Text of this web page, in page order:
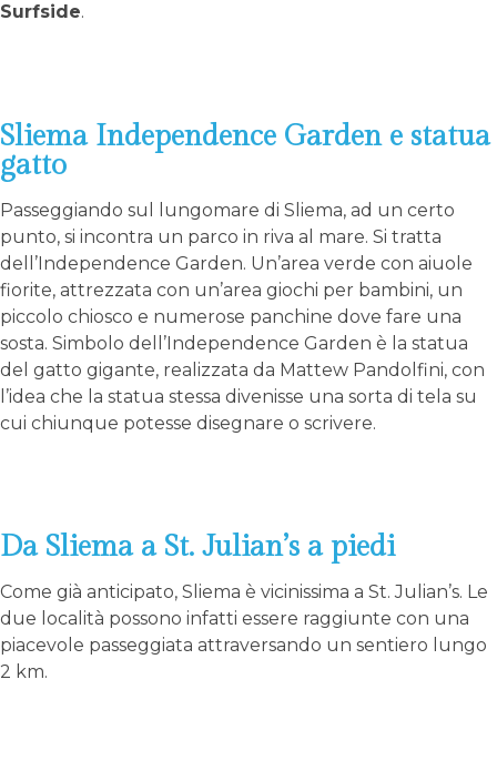
Surfside.
Sliema Independence Garden e statua
gatto
Passeggiando sul lungomare di Sliema, ad un certo
punto, si incontra un parco in riva al mare. Si tratta
dell’Independence Garden. Un’area verde con aiuole
fiorite, attrezzata con un’area giochi per bambini, un
piccolo chiosco e numerose panchine dove fare una
sosta. Simbolo dell’Independence Garden è la statua
del gatto gigante, realizzata da Mattew Pandolfini, con
l’idea che la statua stessa divenisse una sorta di tela su
cui chiunque potesse disegnare o scrivere.
Da Sliema a St. Julian’s a piedi
Come già anticipato, Sliema è vicinissima a St. Julian’s. Le
due località possono infatti essere raggiunte con una
piacevole passeggiata attraversando un sentiero lungo
2 km.